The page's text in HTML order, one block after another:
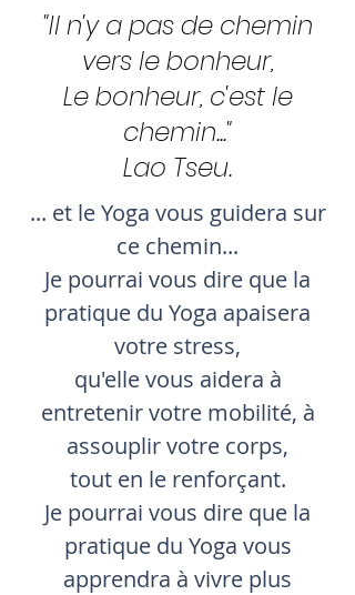
"Il n'y a pas de chemin
vers le bonheur,
Le bonheur, c'est le
chemin..."
Lao Tseu.
... et le Yoga vous guidera sur
ce chemin...
Je pourrai vous dire que la
pratique du Yoga apaisera
votre stress,
qu'elle vous aidera à
entretenir votre mobilité, à
assouplir votre corps,
tout en le renforçant.
Je pourrai vous dire que la
pratique du Yoga vous
apprendra à vivre plus